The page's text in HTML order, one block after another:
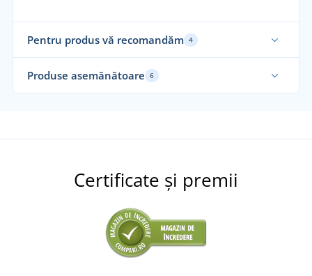
Pentru produs vă recomandăm 4
Produse asemănătoare 6
Certificate și premii